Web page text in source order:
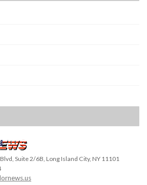
Suite 2/6B, Long Island City, NY 11101